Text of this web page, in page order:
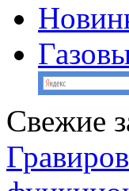
Свежие